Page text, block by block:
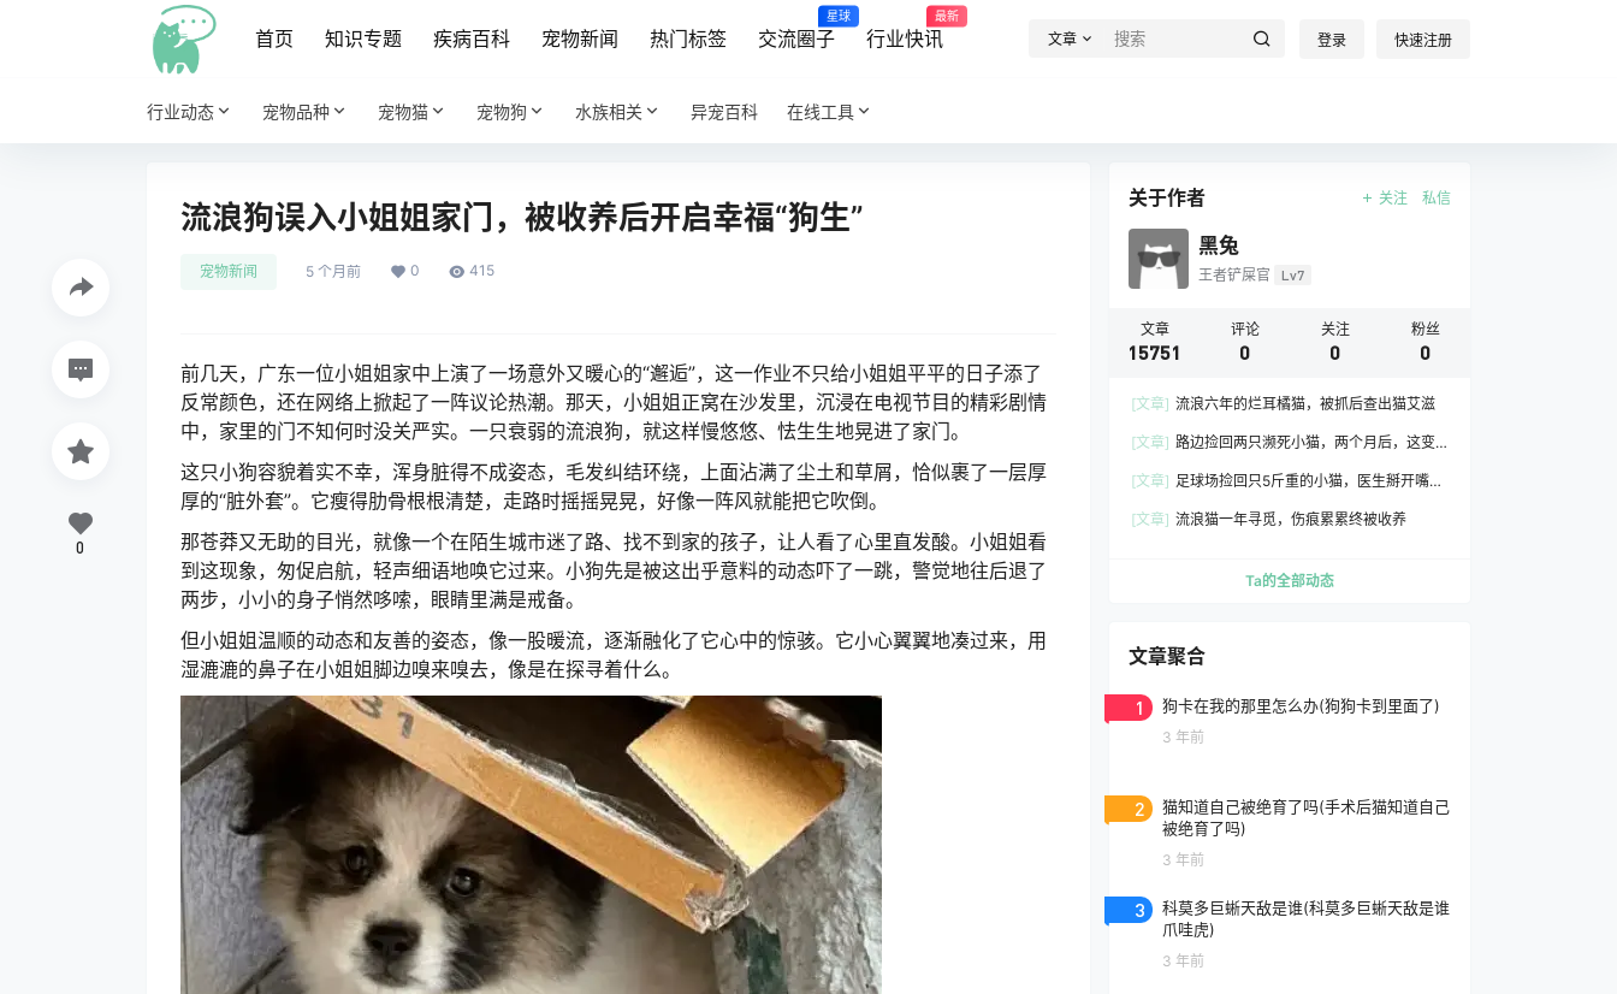
首页 知识专题 疾病百科 宠物新闻 热门标签 交流圈子
星球
行业快讯
最新
文章 登录 快速注册
行业动态 宠物品种 宠物猫 宠物狗 水族相关 异宠百科 在线工具
流浪狗误入小姐姐家门，被收养后开启幸福“狗生”
宠物新闻 5 个月前 0 415
前几天，广东一位小姐姐家中上演了一场意外又暖心的“邂逅”，这一作业不只给小姐姐平平的日子添了
反常颜色，还在网络上掀起了一阵议论热潮。 那天，小姐姐正窝在沙发里，沉浸在电视节目的精彩剧情
中，家里的门不知何时没关严实。 一只衰弱的流浪狗，就这样慢悠悠、怯生生地晃进了家门。
这只小狗容貌着实不幸，浑身脏得不成姿态，毛发纠结环绕，上面沾满了尘土和草屑，恰似裹了一层厚
厚的“脏外套”。 它瘦得肋骨根根清楚，走路时摇摇晃晃，好像一阵风就能把它吹倒。
那苍莽又无助的目光，就像一个在陌生城市迷了路、找不到家的孩子，让人看了心里直发酸。 小姐姐看
到这现象，匆促启航，轻声细语地唤它过来。 小狗先是被这出乎意料的动态吓了一跳，警觉地往后退了
两步，小小的身子悄然哆嗦，眼睛里满是戒备。
但小姐姐温顺的动态和友善的姿态，像一股暖流，逐渐融化了它心中的惊骇。 它小心翼翼地凑过来，用
湿漉漉的鼻子在小姐姐脚边嗅来嗅去，像是在探寻着什么。
0
关于作者 关注 私信
黑兔
王者铲屎官 Lv7
文章
15751
评论
0
关注
0
粉丝
0
[文章] 流浪六年的烂耳橘猫，被抓后查出猫艾滋
[文章] 路边捡回两只濒死小猫，两个月后，这变
[文章] 足球场捡回只5斤重的小猫，医生掰开嘴一
[文章] 流浪猫一年寻觅，伤痕累累终被收养
Ta的全部动态
文章聚合
1 狗卡在我的那里怎么办(狗狗卡到里面了)
3 年前
2
猫知道自己被绝育了吗(手术后猫知道自己
被绝育了吗)
3 年前
3
科莫多巨蜥天敌是谁(科莫多巨蜥天敌是谁
爪哇虎)
3 年前